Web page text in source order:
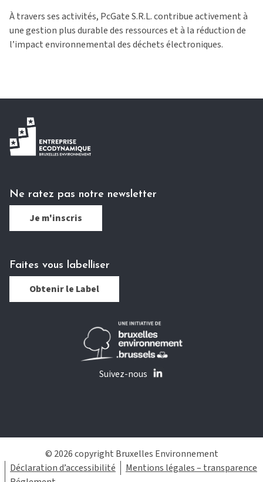
À travers ses activités, PcGate S.R.L. contribue activement à
une gestion plus durable des ressources et à la réduction de
l’impact environnemental des déchets électroniques.
Ne ratez pas notre newsletter
Je m'inscris
Faites vous labelliser
Obtenir le Label
Suivez-nous
© 2026 copyright Bruxelles Environnement
Déclaration d’accessibilité
Mentions légales – transparence